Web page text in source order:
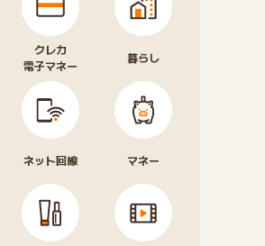
クレカ
電子マネー
暮らし
ネット回線 マネー